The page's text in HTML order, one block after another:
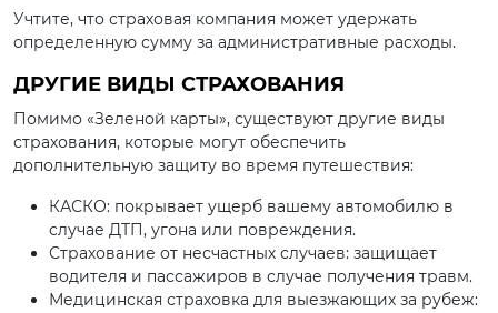
Учтите, что страховая компания может удержать
определенную сумму за административные расходы.
ДРУГИЕ ВИДЫ СТРАХОВАНИЯ
Помимо «Зеленой карты», существуют другие виды
страхования, которые могут обеспечить
дополнительную защиту во время путешествия:
КАСКО: покрывает ущерб вашему автомобилю в
случае ДТП, угона или повреждения.
Страхование от несчастных случаев: защищает
водителя и пассажиров в случае получения травм.
Медицинская страховка для выезжающих за рубеж: